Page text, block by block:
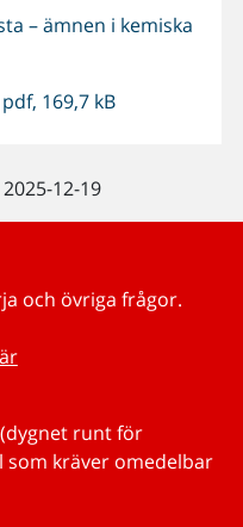
– ämnen i kemiska
169,7 kB
12-19
och övriga frågor.
(dygnet runt för
kräver omedelbar